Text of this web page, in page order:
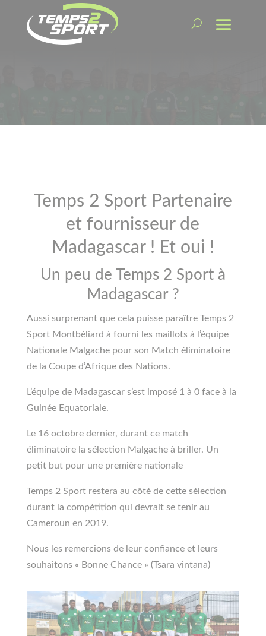
Temps 2 Sport Partenaire
et fournisseur de
Madagascar ! Et oui !
Un peu de Temps 2 Sport à
Madagascar ?
Aussi surprenant que cela puisse paraître Temps 2
Sport Montbéliard à fourni les maillots à l’équipe
Nationale Malgache pour son Match éliminatoire
de la Coupe d’Afrique des Nations.
L’équipe de Madagascar s’est imposé 1 à 0 face à la
Guinée Equatoriale.
Le 16 octobre dernier, durant ce match
éliminatoire la sélection Malgache à briller. Un
petit but pour une première nationale
Temps 2 Sport restera au côté de cette sélection
durant la compétition qui devrait se tenir au
Cameroun en 2019.
Nous les remercions de leur confiance et leurs
souhaitons « Bonne Chance » (Tsara vintana)